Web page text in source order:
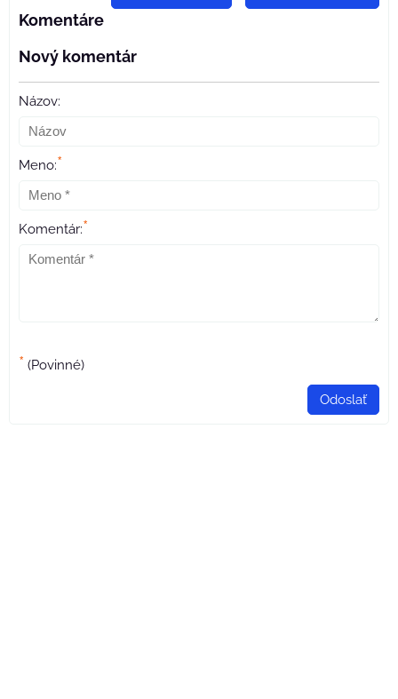
Komentáre
Nový komentár
Názov:
Meno:*
Komentár:*
* (Povinné)
Odoslať